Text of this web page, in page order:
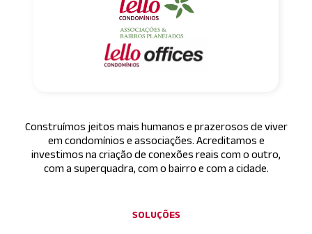
Construímos jeitos mais humanos e prazerosos de viver
em condomínios e associações. Acreditamos e
investimos na criação de conexões reais com o outro,
com a superquadra, com o bairro e com a cidade.
SOLUÇÕES